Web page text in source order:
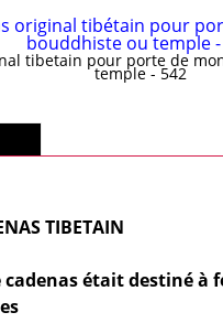
tibetain pour porte de
temple - 542
TIBETAIN
cadenas était destiné à